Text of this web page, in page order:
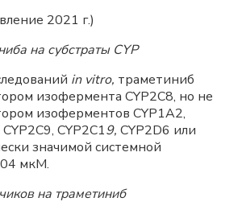
2021 г.)
на субстраты CYP
in vitro, траметиниб
изофермента CYP2C8, но не
изоферментов CYP1A2,
CYP2C19, CYP2D6 или
значимой системной
мкМ.
на траметиниб